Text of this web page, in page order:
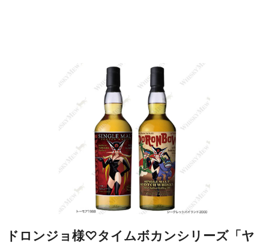
ドロンジョ様♡タイムボカンシリーズ「ヤ